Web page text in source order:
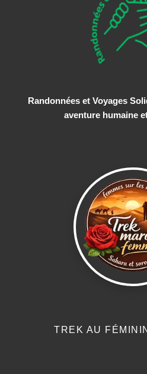
Randonnées et Voyages
aventure humaine
TREK AU